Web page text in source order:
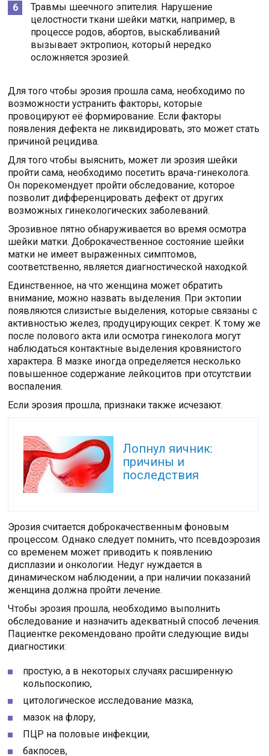
Травмы шеечного эпителия. Нарушение
целостности ткани шейки матки, например, в
процессе родов, абортов, выскабливаний
вызывает эктропион, который нередко
осложняется эрозией.
Для того чтобы эрозия прошла сама, необходимо по
возможности устранить факторы, которые
провоцируют её формирование. Если факторы
появления дефекта не ликвидировать, это может стать
причиной рецидива.
Для того чтобы выяснить, может ли эрозия шейки
пройти сама, необходимо посетить врача-гинеколога.
Он порекомендует пройти обследование, которое
позволит дифференцировать дефект от других
возможных гинекологических заболеваний.
Эрозивное пятно обнаруживается во время осмотра
шейки матки. Доброкачественное состояние шейки
матки не имеет выраженных симптомов,
соответственно, является диагностической находкой.
Единственное, на что женщина может обратить
внимание, можно назвать выделения. При эктопии
появляются слизистые выделения, которые связаны с
активностью желез, продуцирующих секрет. К тому же
после полового акта или осмотра гинеколога могут
наблюдаться контактные выделения кровянистого
характера. В мазке иногда определяется несколько
повышенное содержание лейкоцитов при отсутствии
воспаления.
Если эрозия прошла, признаки также исчезают.
Лопнул яичник:
причины и
последствия
Эрозия считается доброкачественным фоновым
процессом. Однако следует помнить, что псевдоэрозия
со временем может приводить к появлению
дисплазии и онкологии. Недуг нуждается в
динамическом наблюдении, а при наличии показаний
женщина должна пройти лечение.
Чтобы эрозия прошла, необходимо выполнить
обследование и назначить адекватный способ лечения.
Пациентке рекомендовано пройти следующие виды
диагностики:
простую, а в некоторых случаях расширенную
кольпоскопию,
цитологическое исследование мазка,
мазок на флору,
ПЦР на половые инфекции,
бакпосев,